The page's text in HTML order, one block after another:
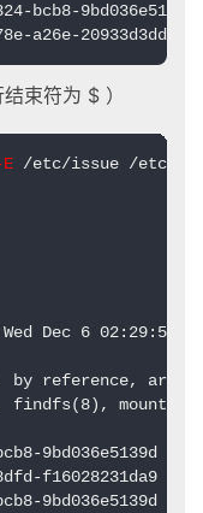
bcb8-
a26e-
束符为 $ ）
/etc/issue /etc/
Dec 6 02:29:53
by reference, are
findfs(8),
bcb8-9bd036e5139d
8dfd-f16028231da9
9bd036e5139d /